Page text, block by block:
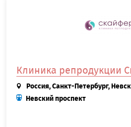
Клиника репродукции
Россия, Санкт-Петербург,
Невский проспект